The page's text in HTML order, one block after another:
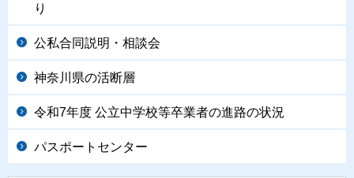
り
公私合同説明・相談会
神奈川県の活断層
令和7年度 公立中学校等卒業者の進路の状況
パスポートセンター